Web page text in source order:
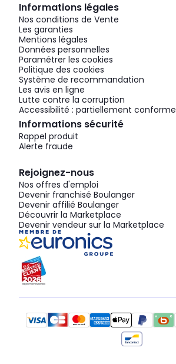
Informations légales
Nos conditions de Vente
Les garanties
Mentions légales
Données personnelles
Paramétrer les cookies
Politique des cookies
Système de recommandation
Les avis en ligne
Lutte contre la corruption
Accessibilité : partiellement conforme
Informations sécurité
Rappel produit
Alerte fraude
Rejoignez-nous
Nos offres d'emploi
Devenir franchisé Boulanger
Devenir affilié Boulanger
Découvrir la Marketplace
Devenir vendeur sur la Marketplace